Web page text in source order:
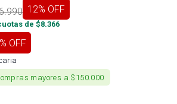
12% OFF
de $8.366
% OFF
mayores a $150.000